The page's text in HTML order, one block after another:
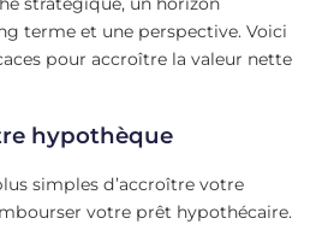
terme et une perspective. Voici
pour accroître la valeur nette
hypothèque
simples d’accroître votre
votre prêt hypothécaire.